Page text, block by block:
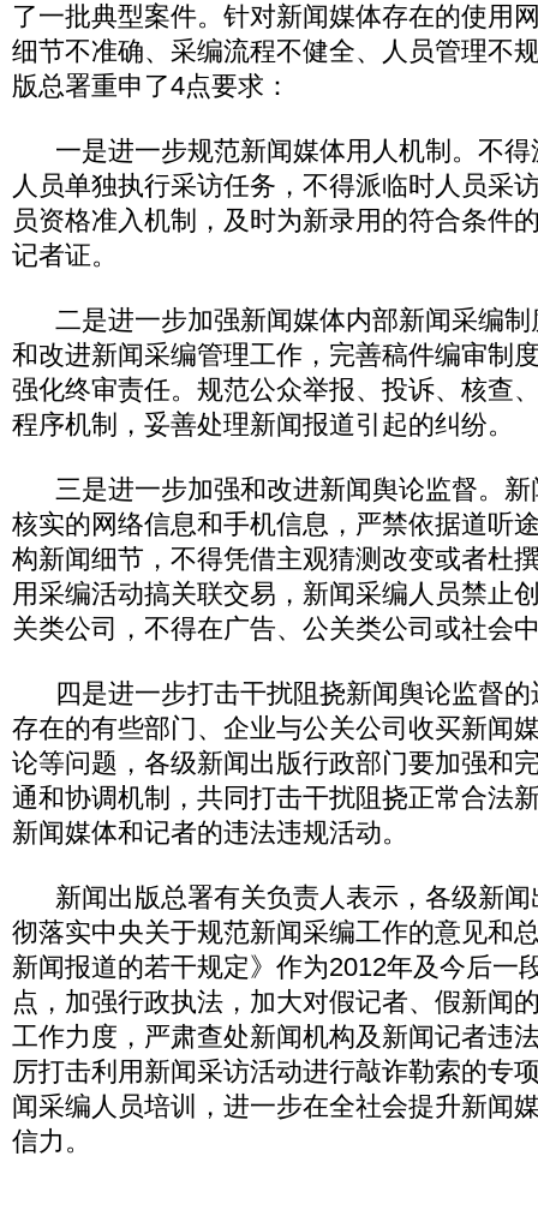
了一批典型案件。针对新闻媒体存在的使用
细节不准确、采编流程不健全、人员管理不
版总署重申了4点要求：
一是进一步规范新闻媒体用人机制。不得
人员单独执行采访任务，不得派临时人员采
员资格准入机制，及时为新录用的符合条件
记者证。
二是进一步加强新闻媒体内部新闻采编制
和改进新闻采编管理工作，完善稿件编审制
强化终审责任。规范公众举报、投诉、核查
程序机制，妥善处理新闻报道引起的纠纷。
三是进一步加强和改进新闻舆论监督。新
核实的网络信息和手机信息，严禁依据道听
构新闻细节，不得凭借主观猜测改变或者杜
用采编活动搞关联交易，新闻采编人员禁止
关类公司，不得在广告、公关类公司或社会
四是进一步打击干扰阻挠新闻舆论监督的
存在的有些部门、企业与公关公司收买新闻
论等问题，各级新闻出版行政部门要加强和
通和协调机制，共同打击干扰阻挠正常合法
新闻媒体和记者的违法违规活动。
新闻出版总署有关负责人表示，各级新闻
彻落实中央关于规范新闻采编工作的意见和
新闻报道的若干规定》作为2012年及今后一
点，加强行政执法，加大对假记者、假新闻
工作力度，严肃查处新闻机构及新闻记者违
厉打击利用新闻采访活动进行敲诈勒索的专
闻采编人员培训，进一步在全社会提升新闻
信力。